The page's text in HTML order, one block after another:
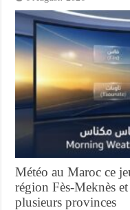
Météo au Maroc ce
région Fès-Meknès
plusieurs provinces